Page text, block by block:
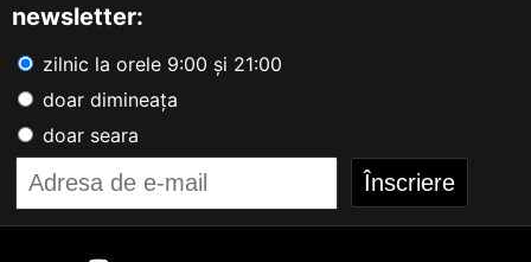
newsletter:
zilnic la orele 9:00 și 21:00
doar dimineața
doar seara